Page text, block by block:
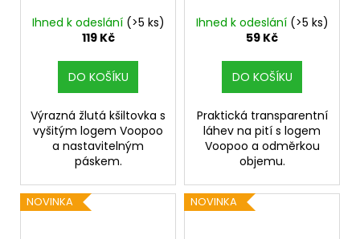
Ihned k odeslání (>5 ks)
119 Kč
DO KOŠÍKU
Výrazná žlutá kšiltovka s
vyšitým logem Voopoo
a nastavitelným
páskem.
Ihned k odeslání (>5 ks)
59 Kč
DO KOŠÍKU
Praktická transparentní
láhev na pití s logem
Voopoo a odměrkou
objemu.
NOVINKA NOVINKA